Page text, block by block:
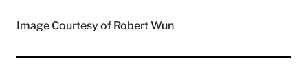
Image Courtesy of Robert Wun